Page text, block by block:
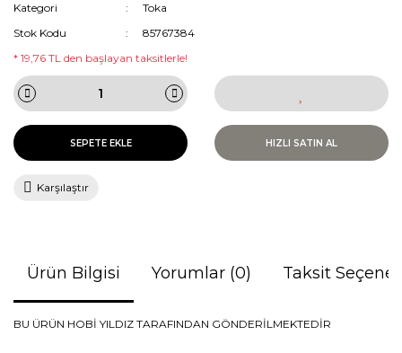
Kategori
Toka
Stok Kodu
85767384
* 19,76 TL den başlayan taksitlerle!
SEPETE EKLE HIZLI SATIN AL
Karşılaştır
Ürün Bilgisi Yorumlar (0) Taksit
BU ÜRÜN HOBİ YILDIZ TARAFINDAN GÖNDERİLMEKTEDİR